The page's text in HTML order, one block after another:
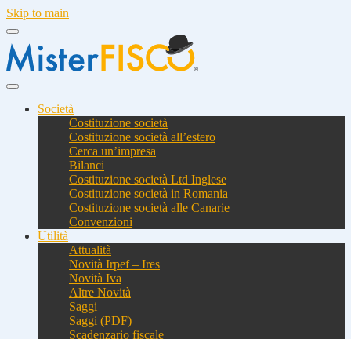
Skip to main
Società
Costituzione società
Costituzione società all’estero
Cerca un’impresa
Bilanci
Costituzione società Ltd Inglese
Costituzione società in Romania
Costituzione società alle Canarie
Convenzioni
Utilità
Attualità
Novità Irpef – Ires
Novità Iva
Altre Novità
Saggi
Saggi (PDF)
Scadenzario fiscale